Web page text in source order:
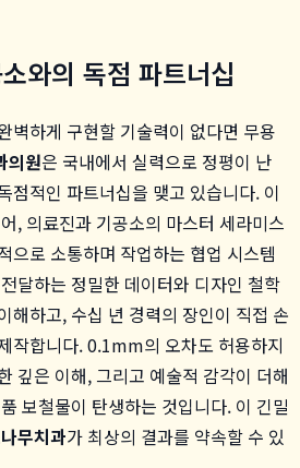
와의 독점 파트너십
벽하게 구현할 기술력이 없다면 무용
의원은 국내에서 실력으로 정평이 난
점적인 파트너십을 맺고 있습니다. 이
, 의료진과 기공소의 마스터 세라미스
으로 소통하며 작업하는 협업 시스템
달하는 정밀한 데이터와 디자인 철학
해하고, 수십 년 경력의 장인이 직접 손
작합니다. 0.1mm의 오차도 허용하지
깊은 이해, 그리고 예술적 감각이 더해
보철물이 탄생하는 것입니다. 이 긴밀
무치과가 최상의 결과를 약속할 수 있